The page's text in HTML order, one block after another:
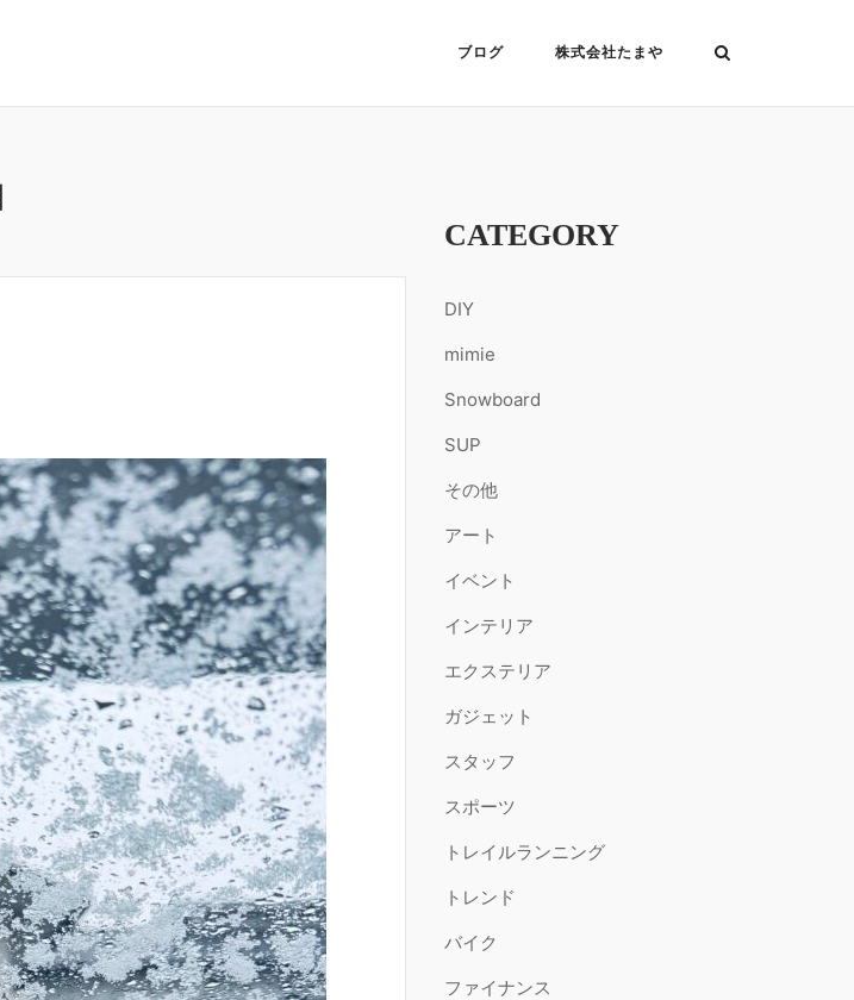
ブログ 株式会社たまや
CATEGORY
DIY
mimie
Snowboard
SUP
その他
アート
イベント
インテリア
エクステリア
ガジェット
スタッフ
スポーツ
トレイルランニング
トレンド
バイク
ファイナンス